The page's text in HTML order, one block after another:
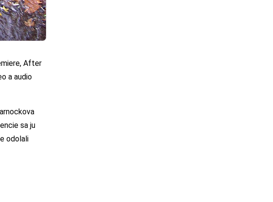
After
a audio
sa ju
odolali